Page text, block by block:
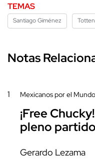
TEMAS
Santiago Giménez
Notas
1 Mexicanos por el Mundo
¡Free
pleno
Gerardo Lezama